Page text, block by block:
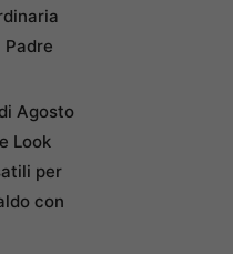
Padre
Agosto
Look
per
con